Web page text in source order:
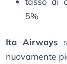
5%
Ita Airways
nuovamente